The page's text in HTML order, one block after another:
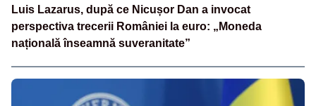
Luis Lazarus, după ce Nicușor Dan a invocat
perspectiva trecerii României la euro: „Moneda
națională înseamnă suveranitate”